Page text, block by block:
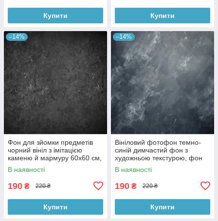
Купити Купити
–14%
Фон для зйомки предметів
чорний вініл з імітацією
каменю й мармуру 60x60 см,
№550006
В наявності
190 ₴ 220 ₴
Купити
–14%
Вініловий фотофон темно-
синій димчастий фон з
художньою текстурою, фон
для фото 60x60 см,
№551759
В наявності
190 ₴ 220 ₴
Купити